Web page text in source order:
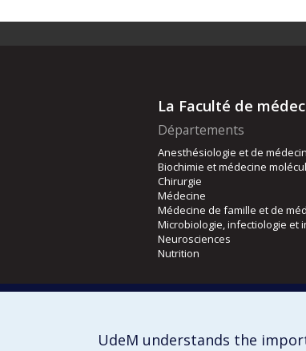
La Faculté de
Départements
Anesthésiologie et de
Biochimie et médecine
Chirurgie
Médecine
Médecine de famille et de
Microbiologie, infectiologie et
Neurosciences
Nutrition
Écoles
Réadaptation
UdeM understands the